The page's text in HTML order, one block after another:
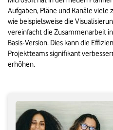
Aufgaben, Pläne und Kanäle
wie beispielsweise die
vereinfacht die Zusammenarbeit
Basis-Version. Dies kann die
Projektteams signifikant
erhöhen.